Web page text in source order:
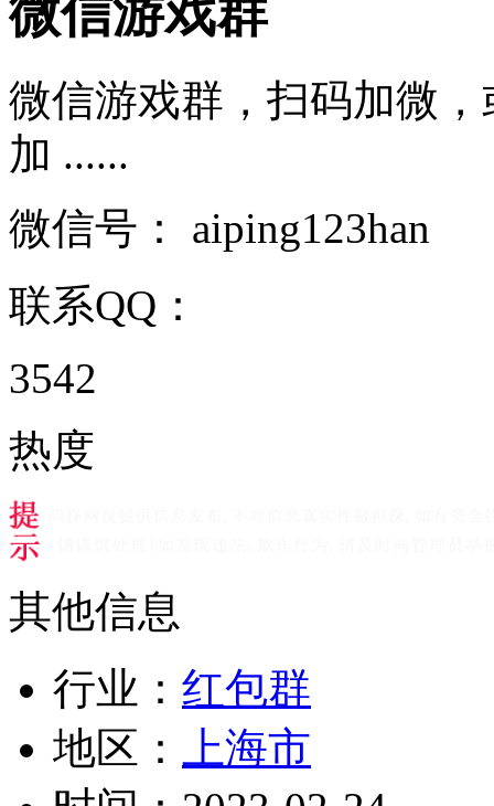
微信游戏群
微信游戏群，扫码加微，
加 ......
微信号： aiping123han
联系QQ：
3542
热度
其他信息
行业： 红包群
地区：
上海市